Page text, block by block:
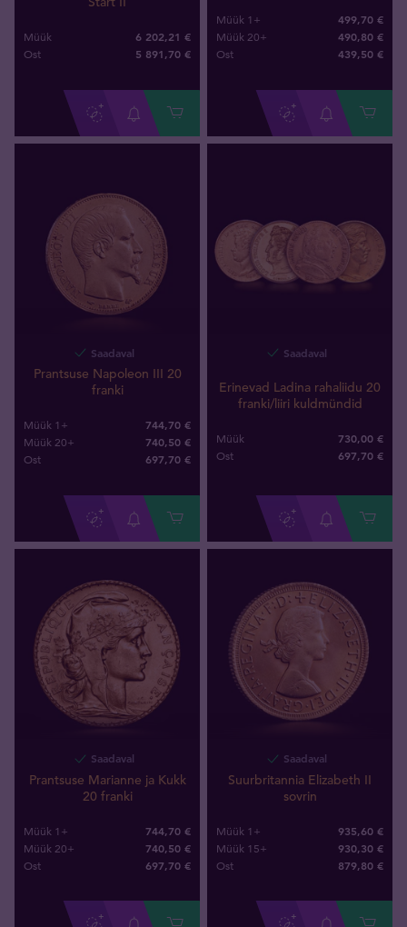
Müük 6 202,21 €
Ost 5 891,70 €
Müük 1+ 499,70 €
Müük 20+ 490,80 €
Ost 439,50 €
Saadaval
Prantsuse Napoleon III 20
franki
Müük 1+ 744,70 €
Müük 20+ 740,50 €
Ost 697,70 €
Saadaval
Erinevad Ladina rahaliidu 20
franki/liiri kuldmündid
Müük 730,00 €
Ost 697,70 €
Saadaval
Prantsuse Marianne ja Kukk
20 franki
Müük 1+ 744,70 €
Müük 20+ 740,50 €
Ost 697,70 €
Saadaval
Suurbritannia Elizabeth II
sovrin
Müük 1+ 935,60 €
Müük 15+ 930,30 €
Ost 879,80 €